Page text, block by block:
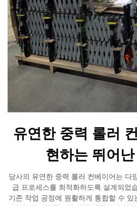
유연한 중력 롤러
현하는 뛰어
당사의 유연한 중력 롤러 컨베이어는 다
급 프로세스를 최적화하도록 설계되었
기존 작업 공정에 원활하게 통합할 수